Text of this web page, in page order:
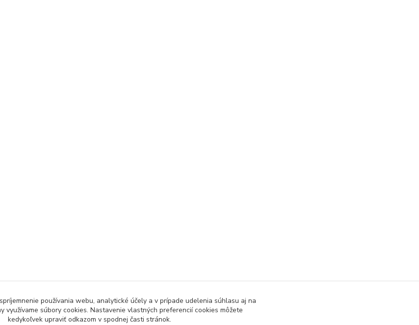
používania webu, analytické účely a v prípade udelenia súhlasu aj na
využívame súbory cookies. Nastavenie vlastných preferencií cookies môžete
kedykoľvek upraviť odkazom v spodnej časti stránok.